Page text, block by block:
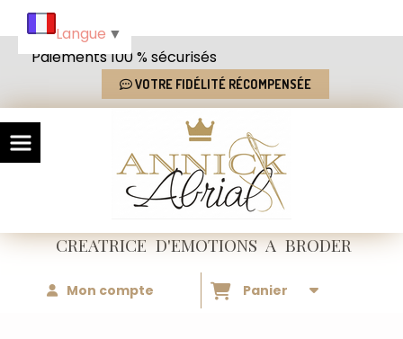
Paiements 100 % sécurisés
VOTRE FIDÉLITÉ RÉCOMPENSÉE
CREATRICED'EMOTIONSA BRODER
Mon compte Panier
Langue ▼